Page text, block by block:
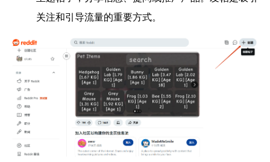
关注和引导流量的重要方式。